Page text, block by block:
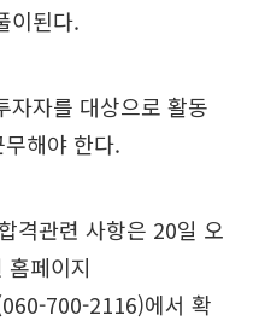
이된다.
자자를 대상으로 활동
해야 한다.
격관련 사항은 20일 오
페이지
700-2116)에서 확